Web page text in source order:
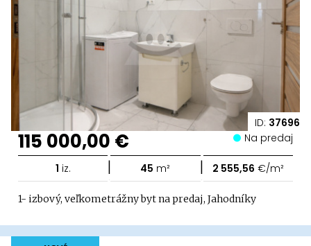
ID: 37696
115 000,00 € Na predaj
1 iz. | 45 m² | 2 555,56 €/m²
1- izbový, veľkometrážny byt na predaj, Jahodníky